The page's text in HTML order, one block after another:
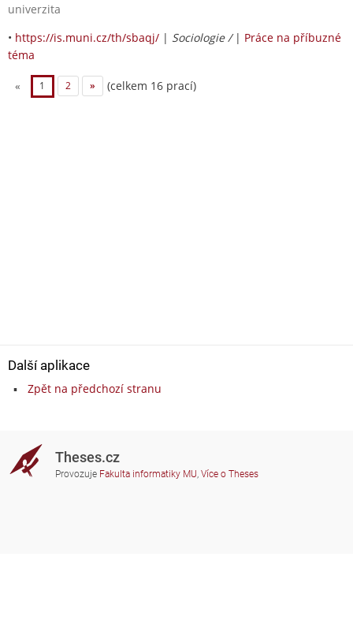
univerzita
• https://is.muni.cz/th/sbaqj/ | Sociologie / | Práce na příbuzné
téma
« 1 2 » (celkem 16 prací)
Další aplikace
Zpět na předchozí stranu
Theses.cz
Provozuje Fakulta informatiky MU, Více o Theses